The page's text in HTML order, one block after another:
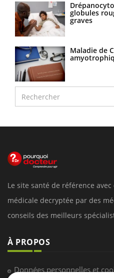
globules
graves
Maladie de
Le site santé de référence
médicale decryptée par des
conseils des meilleurs
À PROPOS
Données personnelles et